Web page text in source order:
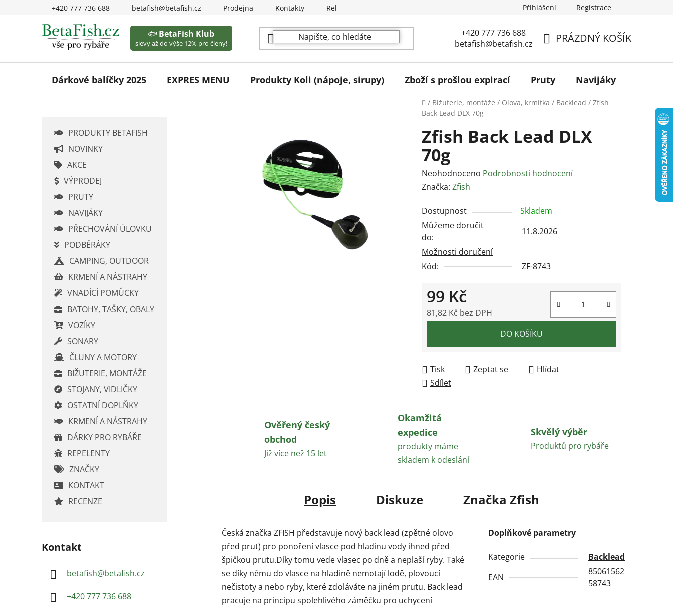
+420 777 736 688 betafish@betafish.cz Prodejna Kontakty Reklamační podmínky Přihlášení Registrace
KOŠÍK
PRÁZDNÝ KOŠÍK
+420 777 736 688
betafish@betafish.cz
🐟BetaFish Klub
slevy až do výše 12% pro členy!
Dárkové balíčky 2025 EXPRES MENU Produkty Koli (nápoje, sirupy) Zboží s prošlou expirací Pruty Navijáky
Domů
/ Bižuterie, montáže / Olova, krmítka / Backlead / Zfish
Back Lead DLX 70g
PRODUKTY BETAFISH
NOVINKY
AKCE
VÝPRODEJ
PRUTY
NAVIJÁKY
PŘECHOVÁNÍ ÚLOVKU
PODBĚRÁKY
CAMPING, OUTDOOR
KRMENÍ A NÁSTRAHY
VNADÍCÍ POMŮCKY
BATOHY, TAŠKY, OBALY
VOZÍKY
SONARY
ČLUNY A MOTORY
BIŽUTERIE, MONTÁŽE
STOJANY, VIDLIČKY
OSTATNÍ DOPLŇKY
KRMENÍ A NÁSTRAHY
DÁRKY PRO RYBÁŘE
REPELENTY
ZNAČKY
KONTAKT
RECENZE
Kontakt
betafish@betafish.cz
+420 777 736 688
Zfish Back Lead DLX
70g
Průměrné
hodnocení
je
0,0
z
5
hvězdiček.
Neohodnoceno Podrobnosti hodnocení
Značka: Zfish
Dostupnost
Skladem
Můžeme doručit
do:
11.8.2026
Možnosti doručení
Kód:
ZF-8743
99 Kč
81,82 Kč bez DPH
DO KOŠÍKU
Tisk Zeptat se
Hlídat
Sdílet
Ověřený český
obchod
Již více než 15 let
Okamžitá
expedice
produkty máme
skladem k odeslání
Skvělý výběr
Produktů pro rybáře
Popis Diskuze Značka Zfish
Česká značka ZFISH představuje nový back lead (zpětné olovo
před prut) pro ponoření vlasce pod hladinu vody ihned před
špičkou prutu.Díky tomu vede vlasec po dně a neplaší ryby. Také
se díky němu do vlasce na hladině nemotají lodě, plovoucí
nečistoty a nebo ryby, které zdoláváte na jiném prutu. Back lead
pracuje na principu spolehlivého záměčku pro uchycení
Doplňkové parametry
Kategorie
Backlead
EAN
85061562
58743